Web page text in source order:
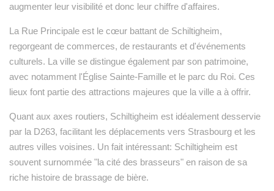
augmenter leur visibilité et donc leur chiffre d'affaires.
La Rue Principale est le cœur battant de Schiltigheim,
regorgeant de commerces, de restaurants et d'événements
culturels. La ville se distingue également par son patrimoine,
avec notamment l'Église Sainte-Famille et le parc du Roi. Ces
lieux font partie des attractions majeures que la ville a à offrir.
Quant aux axes routiers, Schiltigheim est idéalement desservie
par la D263, facilitant les déplacements vers Strasbourg et les
autres villes voisines. Un fait intéressant: Schiltigheim est
souvent surnommée "la cité des brasseurs" en raison de sa
riche histoire de brassage de bière.